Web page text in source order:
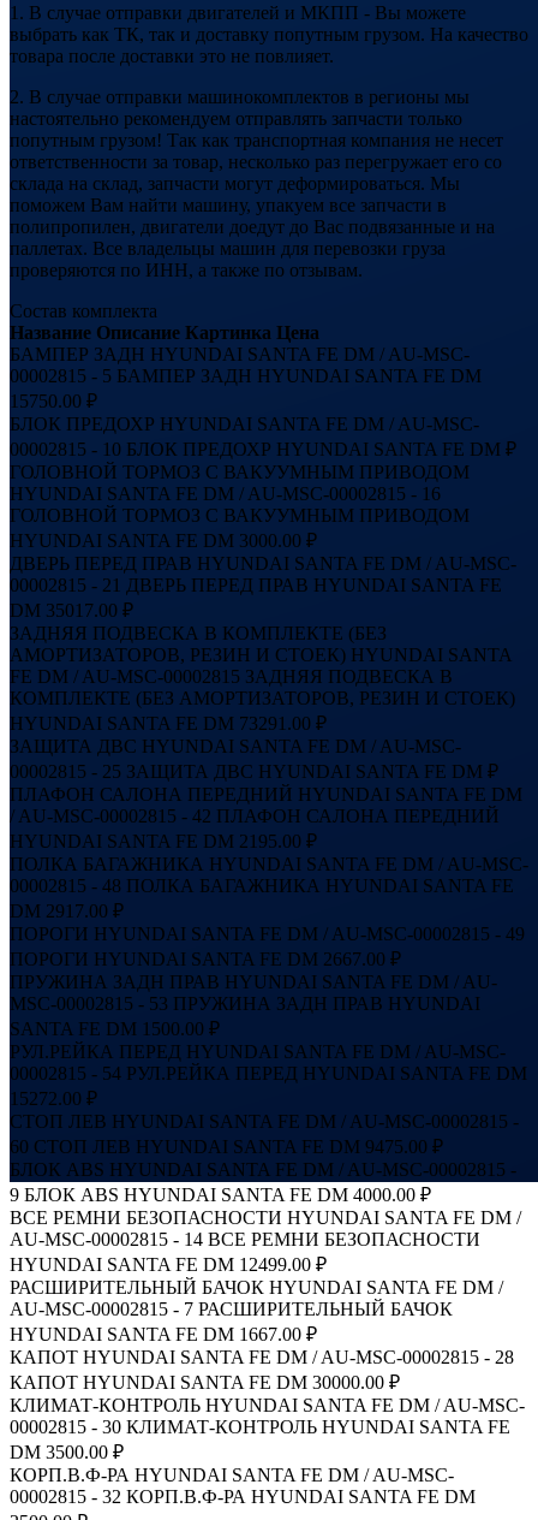
1. В случае отправки двигателей и МКПП - Вы можете
выбрать как ТК, так и доставку попутным грузом. На качество
товара после доставки это не повлияет.
2. В случае отправки машинокомплектов в регионы мы
настоятельно рекомендуем отправлять запчасти только
попутным грузом! Так как транспортная компания не несет
ответственности за товар, несколько раз перегружает его со
склада на склад, запчасти могут деформироваться. Мы
поможем Вам найти машину, упакуем все запчасти в
полипропилен, двигатели доедут до Вас подвязанные и на
паллетах. Все владельцы машин для перевозки груза
проверяются по ИНН, а также по отзывам.
Состав комплекта
Название Описание Картинка Цена
БАМПЕР ЗАДН HYUNDAI SANTA FE DM / AU-MSC-
00002815 - 5 БАМПЕР ЗАДН HYUNDAI SANTA FE DM
15750.00 ₽
БЛОК ПРЕДОХР HYUNDAI SANTA FE DM / AU-MSC-
00002815 - 10 БЛОК ПРЕДОХР HYUNDAI SANTA FE DM ₽
ГОЛОВНОЙ ТОРМОЗ С ВАКУУМНЫМ ПРИВОДОМ
HYUNDAI SANTA FE DM / AU-MSC-00002815 - 16
ГОЛОВНОЙ ТОРМОЗ С ВАКУУМНЫМ ПРИВОДОМ
HYUNDAI SANTA FE DM 3000.00 ₽
ДВЕРЬ ПЕРЕД ПРАВ HYUNDAI SANTA FE DM / AU-MSC-
00002815 - 21 ДВЕРЬ ПЕРЕД ПРАВ HYUNDAI SANTA FE
DM 35017.00 ₽
ЗАДНЯЯ ПОДВЕСКА В КОМПЛЕКТЕ (БЕЗ
АМОРТИЗАТОРОВ, РЕЗИН И СТОЕК) HYUNDAI SANTA
FE DM / AU-MSC-00002815 ЗАДНЯЯ ПОДВЕСКА В
КОМПЛЕКТЕ (БЕЗ АМОРТИЗАТОРОВ, РЕЗИН И СТОЕК)
HYUNDAI SANTA FE DM 73291.00 ₽
ЗАЩИТА ДВС HYUNDAI SANTA FE DM / AU-MSC-
00002815 - 25 ЗАЩИТА ДВС HYUNDAI SANTA FE DM ₽
ПЛАФОН САЛОНА ПЕРЕДНИЙ HYUNDAI SANTA FE DM
/ AU-MSC-00002815 - 42 ПЛАФОН САЛОНА ПЕРЕДНИЙ
HYUNDAI SANTA FE DM 2195.00 ₽
ПОЛКА БАГАЖНИКА HYUNDAI SANTA FE DM / AU-MSC-
00002815 - 48 ПОЛКА БАГАЖНИКА HYUNDAI SANTA FE
DM 2917.00 ₽
ПОРОГИ HYUNDAI SANTA FE DM / AU-MSC-00002815 - 49
ПОРОГИ HYUNDAI SANTA FE DM 2667.00 ₽
ПРУЖИНА ЗАДН ПРАВ HYUNDAI SANTA FE DM / AU-
MSC-00002815 - 53 ПРУЖИНА ЗАДН ПРАВ HYUNDAI
SANTA FE DM 1500.00 ₽
РУЛ.РЕЙКА ПЕРЕД HYUNDAI SANTA FE DM / AU-MSC-
00002815 - 54 РУЛ.РЕЙКА ПЕРЕД HYUNDAI SANTA FE DM
15272.00 ₽
СТОП ЛЕВ HYUNDAI SANTA FE DM / AU-MSC-00002815 -
60 СТОП ЛЕВ HYUNDAI SANTA FE DM 9475.00 ₽
БЛОК ABS HYUNDAI SANTA FE DM / AU-MSC-00002815 -
9 БЛОК ABS HYUNDAI SANTA FE DM 4000.00 ₽
ВСЕ РЕМНИ БЕЗОПАСНОСТИ HYUNDAI SANTA FE DM /
AU-MSC-00002815 - 14 ВСЕ РЕМНИ БЕЗОПАСНОСТИ
HYUNDAI SANTA FE DM 12499.00 ₽
РАСШИРИТЕЛЬНЫЙ БАЧОК HYUNDAI SANTA FE DM /
AU-MSC-00002815 - 7 РАСШИРИТЕЛЬНЫЙ БАЧОК
HYUNDAI SANTA FE DM 1667.00 ₽
КАПОТ HYUNDAI SANTA FE DM / AU-MSC-00002815 - 28
КАПОТ HYUNDAI SANTA FE DM 30000.00 ₽
КЛИМАТ-КОНТРОЛЬ HYUNDAI SANTA FE DM / AU-MSC-
00002815 - 30 КЛИМАТ-КОНТРОЛЬ HYUNDAI SANTA FE
DM 3500.00 ₽
КОРП.В.Ф-РА HYUNDAI SANTA FE DM / AU-MSC-
00002815 - 32 КОРП.В.Ф-РА HYUNDAI SANTA FE DM